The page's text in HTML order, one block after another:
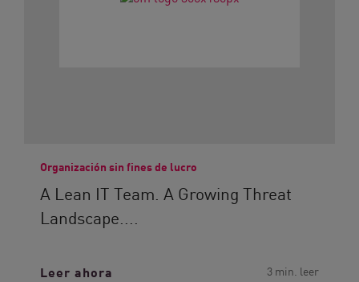
Organización sin fines de lucro
A Lean IT Team. A Growing Threat
Landscape....
Leer ahora 3 min. leer